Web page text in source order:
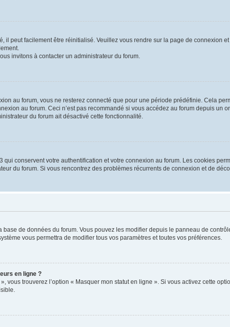
il peut facilement être réinitialisé. Veuillez vous rendre sur la page de connexion
invitons à contacter un administrateur du forum.
au forum, vous ne resterez connecté que pour une période prédéfinie. Cela
au forum. Ceci n’est pas recommandé si vous accédez au forum depuis un
du forum ait désactivé cette fonctionnalité.
conservent votre authentification et votre connexion au forum. Les cookies
du forum. Si vous rencontrez des problèmes récurrents de connexion et de
de données du forum. Vous pouvez les modifier depuis le panneau de
vous permettra de modifier tous vos paramètres et toutes vos préférences.
en ligne ?
vous trouverez l’option « Masquer mon statut en ligne ». Si vous activez cette